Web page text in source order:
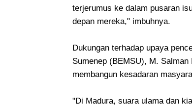
terjerumus ke dalam pusaran
depan mereka," imbuhnya.
Dukungan terhadap upaya
Sumenep (BEMSU), M.
membangun kesadaran
"Di Madura, suara ulama dan